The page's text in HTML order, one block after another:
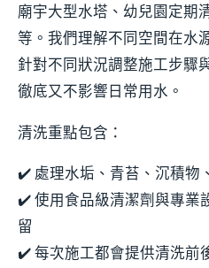
廟宇大型水塔、幼兒園定期
等。我們理解不同空間在水
針對不同狀況調整施工步驟
徹底又不影響日常用水。
清洗重點包含：
✔️ 處理水垢、青苔、沉積物
✔️ 使用食品級清潔劑與專業
留
✔️ 每次施工都會提供清洗前